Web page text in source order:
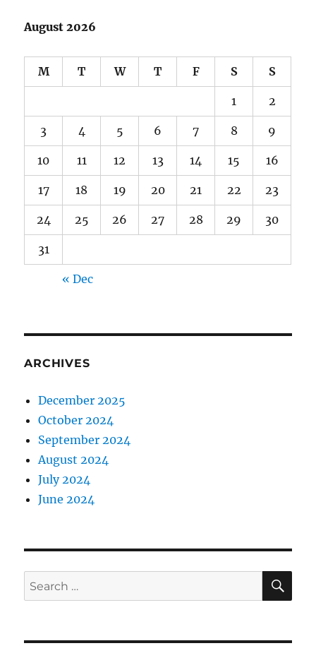
August 2026
M T W T F S S
1 2
3 4 5 6 7 8 9
10 11 12 13 14 15 16
17 18 19 20 21 22 23
24 25 26 27 28 29 30
31
« Dec
ARCHIVES
December 2025
October 2024
September 2024
August 2024
July 2024
June 2024
Search
for: